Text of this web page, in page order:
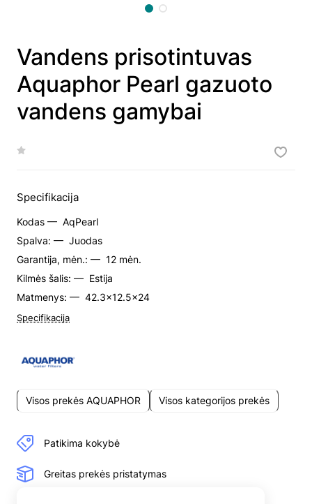
Vandens prisotintuvas
Aquaphor Pearl gazuoto
vandens gamybai
Specifikacija
Kodas — AqPearl
Spalva: — Juodas
Garantija, mėn.: — 12 mėn.
Kilmės šalis: — Estija
Matmenys: — 42.3x12.5x24
Specifikacija
Visos prekės AQUAPHOR Visos kategorijos prekės
Patikima kokybė
Greitas prekės pristatymas